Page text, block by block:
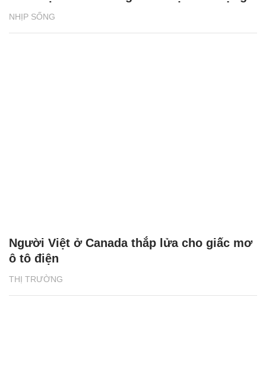
NHỊP SỐNG
THỊ TRƯỜNG
Người Việt ở Canada thắp lửa cho giấc mơ
ô tô điện